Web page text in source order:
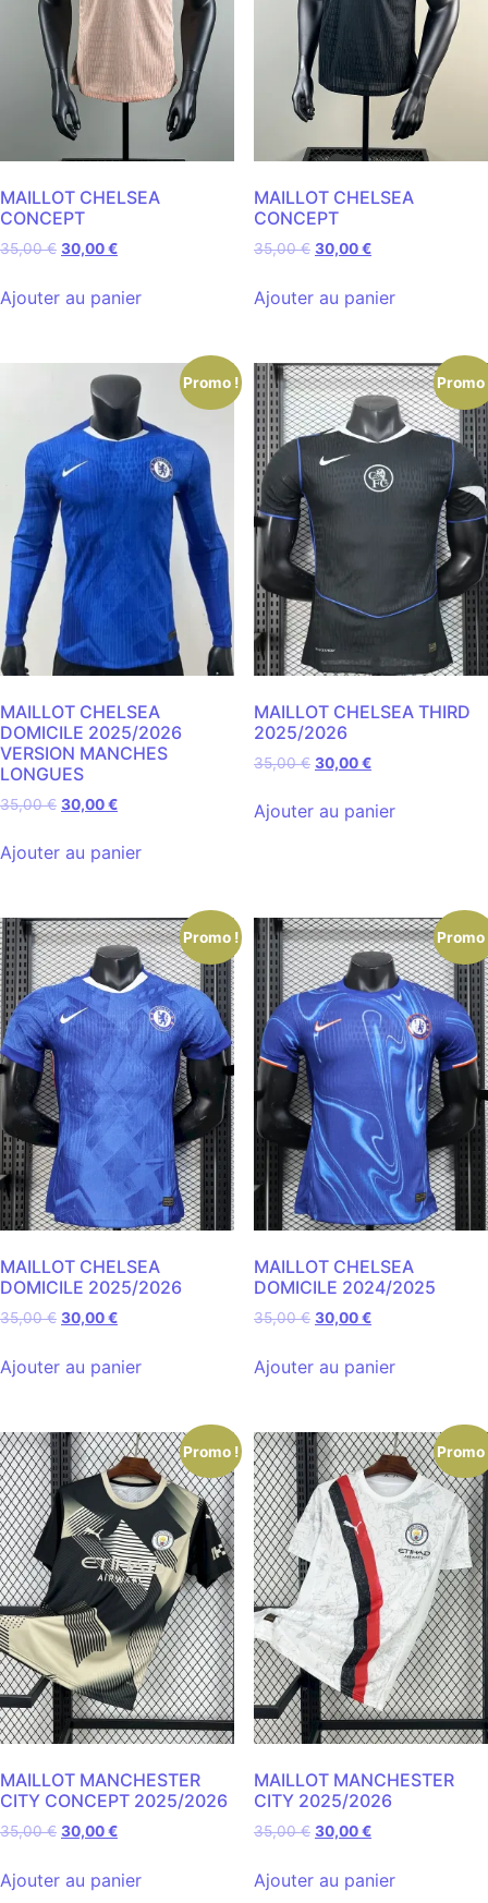
MAILLOT CHELSEA
CONCEPT
35,00€ 30,00€
Ajouter au panier
MAILLOT CHELSEA
CONCEPT
35,00€ 30,00€
Ajouter au panier
Promo !
MAILLOT CHELSEA
DOMICILE 2025/2026
VERSION MANCHES
LONGUES
35,00€ 30,00€
Ajouter au panier
Promo
MAILLOT CHELSEA THIRD
2025/2026
35,00€ 30,00€
Ajouter au panier
Promo !
MAILLOT CHELSEA
DOMICILE 2025/2026
35,00€ 30,00€
Ajouter au panier
Promo
MAILLOT CHELSEA
DOMICILE 2024/2025
35,00€ 30,00€
Ajouter au panier
Promo !
MAILLOT MANCHESTER
CITY CONCEPT 2025/2026
35,00€ 30,00€
Ajouter au panier
Promo
MAILLOT MANCHESTER
CITY 2025/2026
35,00€ 30,00€
Ajouter au panier